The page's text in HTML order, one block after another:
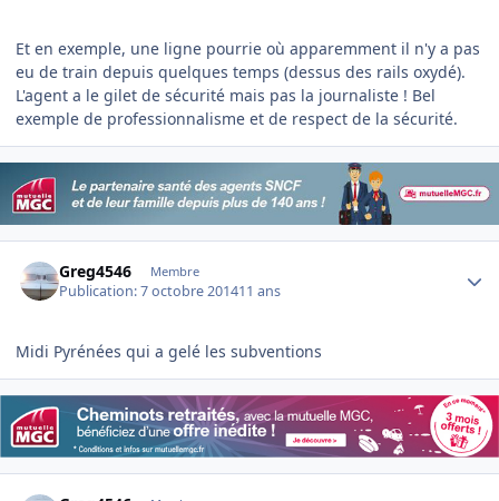
Et en exemple, une ligne pourrie où apparemment il n'y a pas
eu de train depuis quelques temps (dessus des rails oxydé).
L'agent a le gilet de sécurité mais pas la journaliste ! Bel
exemple de professionnalisme et de respect de la sécurité.
Greg4546 Membre
Publication:7 octobre 201411 ans
Midi Pyrénées qui a gelé les subventions